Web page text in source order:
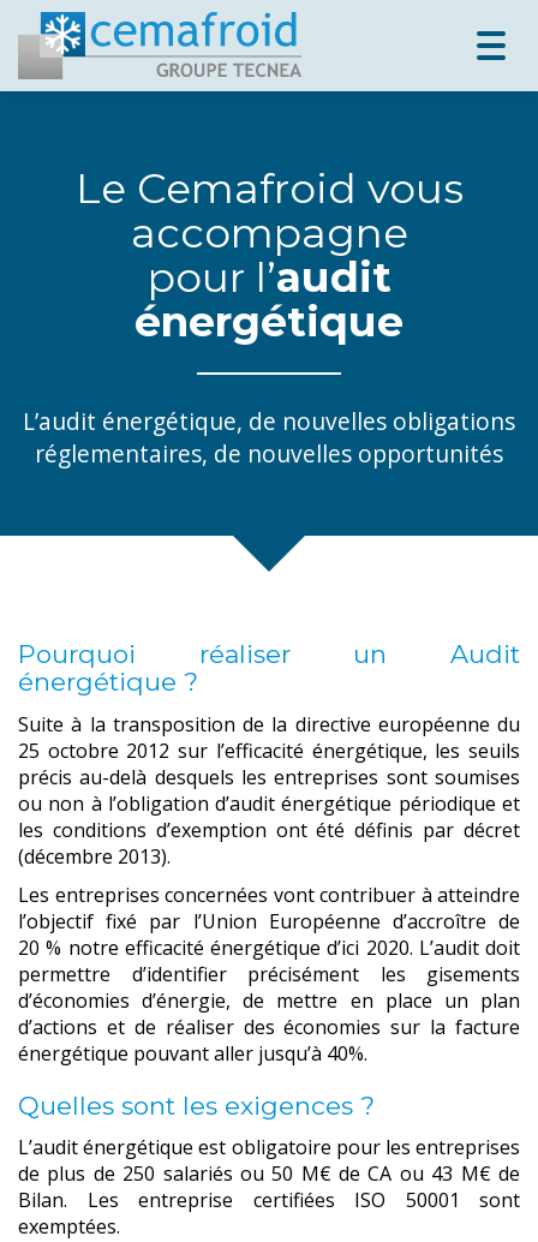
Le Cemafroid vous
accompagne
pour l’audit
énergétique
L’audit énergétique, de nouvelles obligations
réglementaires, de nouvelles opportunités
Pourquoi réaliser un Audit
énergétique ?
Suite à la transposition de la directive européenne du
25 octobre 2012 sur l’efficacité énergétique, les seuils
précis au-delà desquels les entreprises sont soumises
ou non à l’obligation d’audit énergétique périodique et
les conditions d’exemption ont été définis par décret
(décembre 2013).
Les entreprises concernées vont contribuer à atteindre
l’objectif fixé par l’Union Européenne d’accroître de
20 % notre efficacité énergétique d’ici 2020. L’audit doit
permettre d’identifier précisément les gisements
d’économies d’énergie, de mettre en place un plan
d’actions et de réaliser des économies sur la facture
énergétique pouvant aller jusqu’à 40%.
Quelles sont les exigences ?
L’audit énergétique est obligatoire pour les entreprises
de plus de 250 salariés ou 50 M€ de CA ou 43 M€ de
Bilan. Les entreprise certifiées ISO 50001 sont
exemptées.